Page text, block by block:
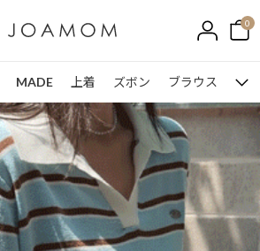
0
MADE 上着 ズボン ブラウス ワ